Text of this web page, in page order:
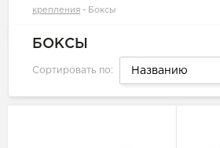
крепления - Боксы
БОКСЫ
Сортировать по: Названию